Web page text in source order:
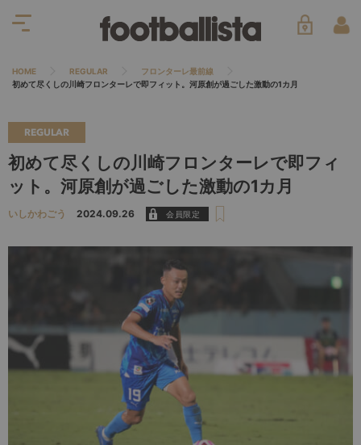
HOME REGULAR
フロンターレ最前線
初めて尽くしの川崎フロンターレで即フィット。河原創が過ごした激動の1カ月
REGULAR
初めて尽くしの川崎フロンターレで即フィ
ット。河原創が過ごした激動の1カ月
いしかわごう 2024.09.26